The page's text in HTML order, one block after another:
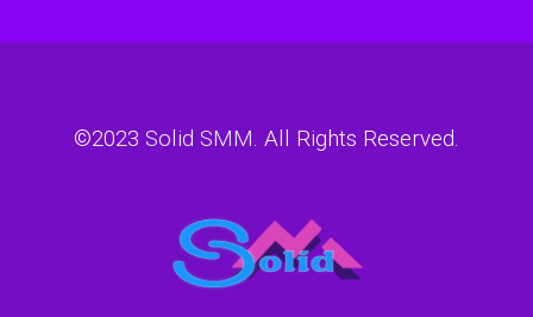
©2023 Solid SMM. All Rights Reserved.